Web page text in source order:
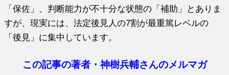
「保佐」、判断能力が不十分な状態の「補助」とありま
すが、現実には、法定後見人の7割が最重篤レベルの
「後見」に集中しています。
この記事の著者・神樹兵輔さんのメルマガ